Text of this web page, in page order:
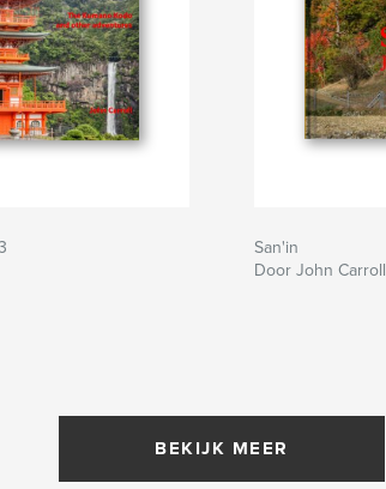
San'in
Door John Carroll
BEKIJK MEER